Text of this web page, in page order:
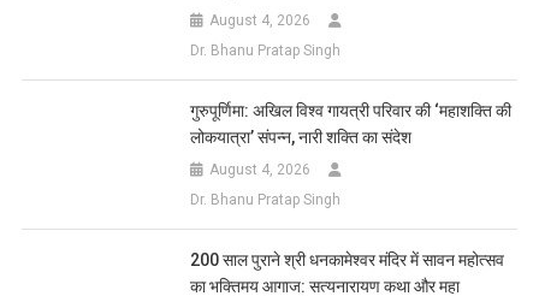
August 4, 2026
Dr. Bhanu Pratap Singh
गुरुपूर्णिमा: अखिल विश्व गायत्री परिवार की ‘महाशक्ति की
लोकयात्रा’ संपन्न, नारी शक्ति का संदेश
August 4, 2026
Dr. Bhanu Pratap Singh
200 साल पुराने श्री धनकामेश्वर मंदिर में सावन महोत्सव
का भक्तिमय आगाज: सत्यनारायण कथा और महा